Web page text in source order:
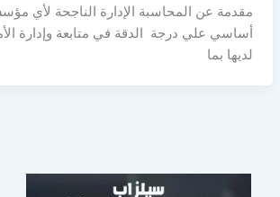
مقدمة عن المحاسبة الإدارة الناجحة لأي
أساسي علي درجة الدقة في متابعة وإدارة
لديها بما